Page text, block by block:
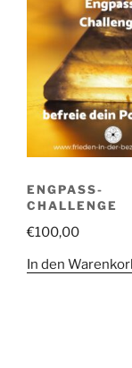
ENGPASS-
CHALLENGE
€100,00
In den